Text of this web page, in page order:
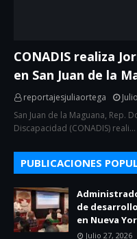
CONADIS realiza
en San Juan de la
reportajesjuliaortega
San Juan de la Maguana, Rep.
Discapacidad (CONADIS) reali…
PUBLICACIONES
de
en Nueva
Julio 27, 2026